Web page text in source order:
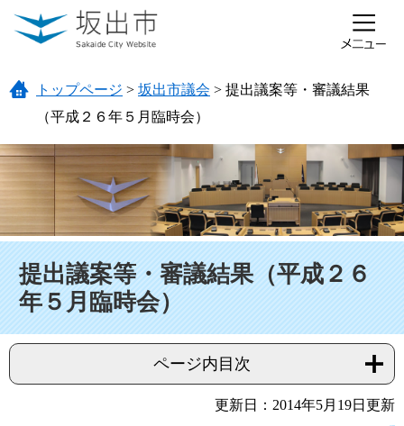
ページの先頭です。
メニューを飛ばして本文へ
トップページ > 坂出市議会 > 提出議案等・審議結果
（平成２６年５月臨時会）
提出議案等・審議結果（平成２６
年５月臨時会）
ページ内目次
更新日：2014年5月19日更新